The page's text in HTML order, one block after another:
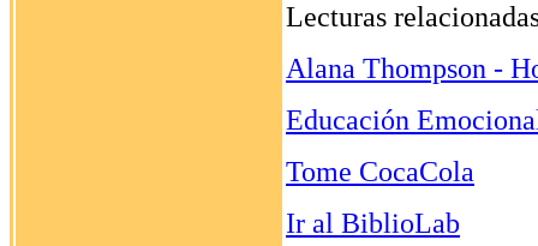
Lecturas
Alana Thompson -
Educación
Tome CocaCola
Ir al BiblioLab